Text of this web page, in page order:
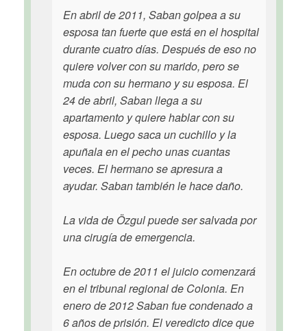
En abril de 2011, Saban golpea a su
esposa tan fuerte que está en el hospital
durante cuatro días. Después de eso no
quiere volver con su marido, pero se
muda con su hermano y su esposa. El
24 de abril, Saban llega a su
apartamento y quiere hablar con su
esposa. Luego saca un cuchillo y la
apuñala en el pecho unas cuantas
veces. El hermano se apresura a
ayudar. Saban también le hace daño.
La vida de Özgul puede ser salvada por
una cirugía de emergencia.
En octubre de 2011 el juicio comenzará
en el tribunal regional de Colonia. En
enero de 2012 Saban fue condenado a
6 años de prisión. El veredicto dice que